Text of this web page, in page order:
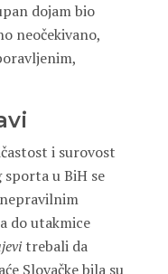
dojam bio
neočekivano,
i surovost
u BiH se
do utakmice
trebali da
Slovačke bila su